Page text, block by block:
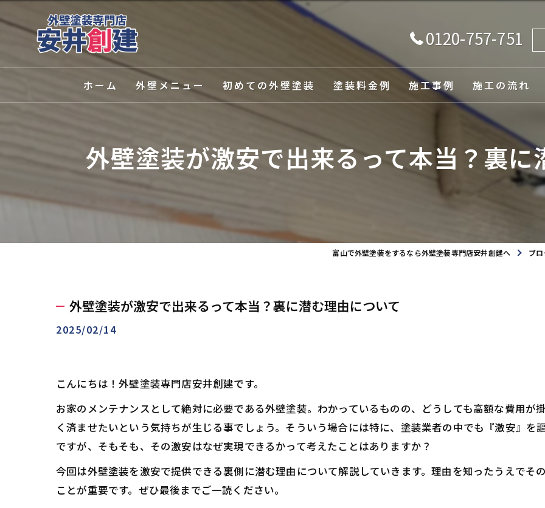
0120-757-751
ホーム 外壁メニュー
屋根塗装
外壁関連サービス
初めての外壁塗装
塗装の種類
塗装料金例 施工事例 施工の流れ
外壁塗装が激安で出来るって本当？裏に
富山で外壁塗装をするなら外壁塗装専門店安井創建へ ブ
外壁塗装が激安で出来るって本当？裏に潜む理由について
2025/02/14
こんにちは！外壁塗装専門店安井創建です。
お家のメンテナンスとして絶対に必要である外壁塗装。わかっているものの、どうしても高額な費用が
く済ませたいという気持ちが生じる事でしょう。そういう場合には特に、塗装業者の中でも『激安』を
ですが、そもそも、その激安はなぜ実現できるかって考えたことはありますか？
今回は外壁塗装を激安で提供できる裏側に潜む理由について解説していきます。理由を知ったうえでそ
ことが重要です。ぜひ最後までご一読ください。